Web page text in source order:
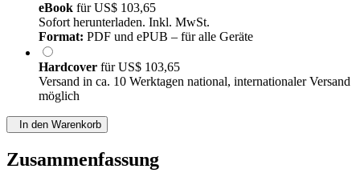
eBook fürUS$ 103,65
Sofort herunterladen. Inkl. MwSt.
Format: PDF und ePUB – für alle Geräte
Hardcover fürUS$ 103,65
Versand in ca. 10 Werktagen national, internationaler Versand
möglich
In den Warenkorb
Zusammenfassung